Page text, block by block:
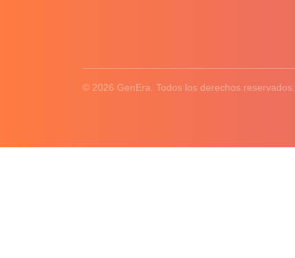
© 2026 GenEra. Todos los derechos reservados.